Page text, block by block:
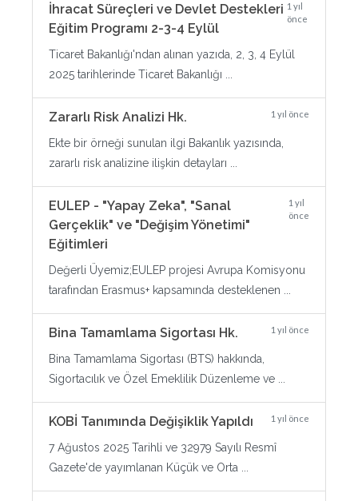
İhracat Süreçleri ve Devlet Destekleri
Eğitim Programı 2-3-4 Eylül
1 yıl
önce
Ticaret Bakanlığı'ndan alınan yazıda, 2, 3, 4 Eylül
2025 tarihlerinde Ticaret Bakanlığı ...
Zararlı Risk Analizi Hk. 1 yıl önce
Ekte bir örneği sunulan ilgi Bakanlık yazısında,
zararlı risk analizine ilişkin detayları ...
EULEP - "Yapay Zeka", "Sanal
Gerçeklik" ve "Değişim Yönetimi"
Eğitimleri
1 yıl
önce
Değerli Üyemiz;EULEP projesi Avrupa Komisyonu
tarafından Erasmus+ kapsamında desteklenen ...
Bina Tamamlama Sigortası Hk. 1 yıl önce
Bina Tamamlama Sigortası (BTS) hakkında,
Sigortacılık ve Özel Emeklilik Düzenleme ve ...
KOBİ Tanımında Değişiklik Yapıldı 1 yıl önce
7 Ağustos 2025 Tarihli ve 32979 Sayılı Resmî
Gazete'de yayımlanan Küçük ve Orta ...